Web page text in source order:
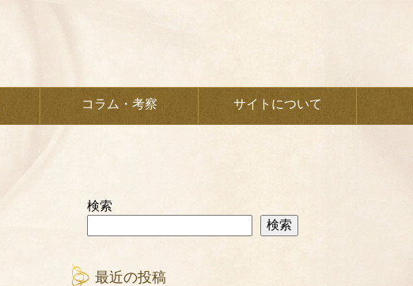
コラム・考察 サイトについて
検索
検索
最近の投稿